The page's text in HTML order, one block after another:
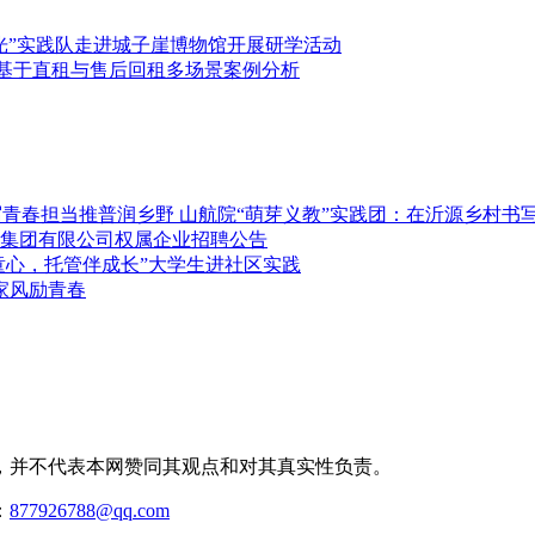
践队走进城子崖博物馆开展研学活动
于直租与售后回租多场景案例分析
推普润乡野 山航院“萌芽义教”实践团：在沂源乡村书
团有限公司权属企业招聘公告
心，托管伴成长”大学生进社区实践
风励青春
不代表本网赞同其观点和对其真实性负责。
877926788@qq.com